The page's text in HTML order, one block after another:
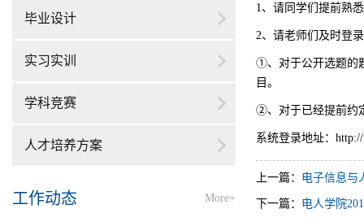
毕业设计
实习实训
学科竞赛
人才培养方案
工作动态 More+
1、请同学们提前熟
2、请老师们及时登
①、对于公开选题的
目 。
②、对于已经提前约
系统登录地址：
上一篇： 电子信息与
下一篇： 电人学院